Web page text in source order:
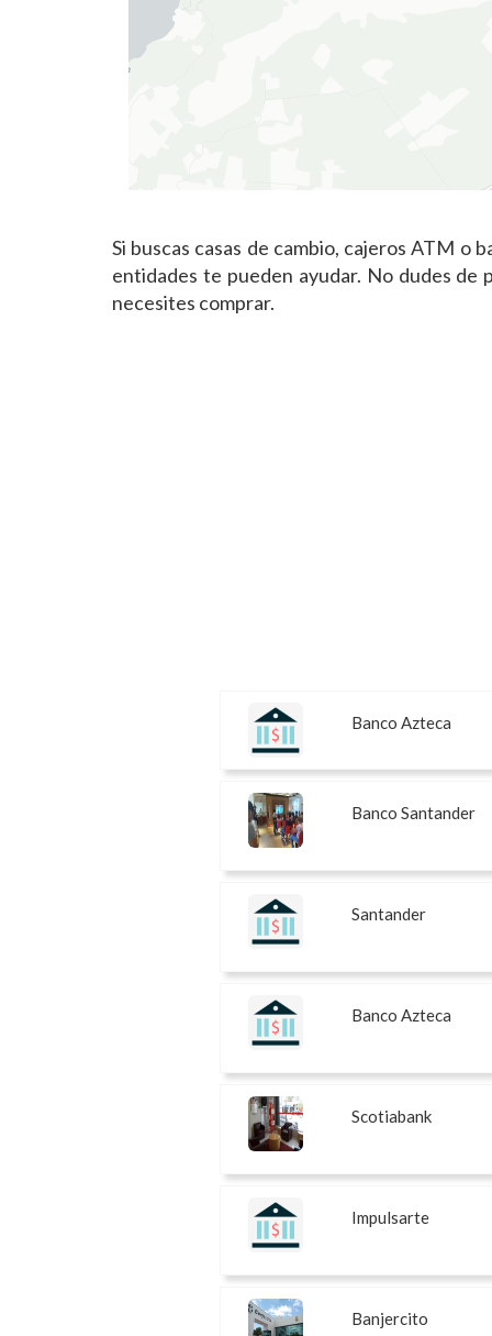
Si buscas casas de cambio, cajeros ATM o
entidades te pueden ayudar. No dudes
necesites comprar.
Banco Azteca
Banco Santander
Santander
Banco Azteca
Scotiabank
Impulsarte
Banjercito